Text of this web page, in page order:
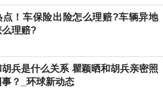
点！车保险出险怎么理赔?车辆异地
么理赔?
兵是什么关系 瞿颖晒和胡兵亲密照
？_环球新动态